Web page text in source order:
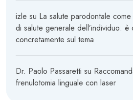
izle su La salute parodontale
di salute generale dell’individuo:
concretamente sul tema
Dr. Paolo Passaretti su
frenulotomia linguale con laser